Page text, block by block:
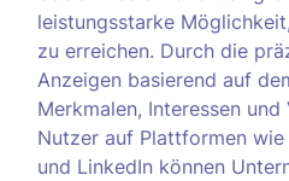
leistungsstarke
zu erreichen. Durch die
Anzeigen basierend auf
Merkmalen, Interessen
Nutzer auf Plattformen
und LinkedIn können